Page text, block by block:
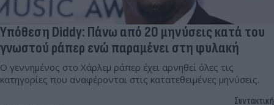
Υπόθεση Diddy: Πάνω από 20 μηνύσεις κατά του
γνωστού ράπερ ενώ παραμένει στη φυλακή
Ο γεννημένος στο Χάρλεμ ράπερ έχει αρνηθεί όλες τις
κατηγορίες που αναφέρονται στις κατατεθειμένες μηνύσεις.
Συντακτική